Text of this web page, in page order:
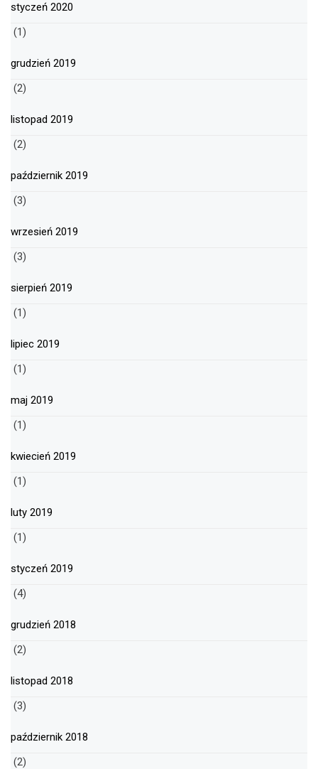
styczeń 2020
(1)
grudzień 2019
(2)
listopad 2019
(2)
październik 2019
(3)
wrzesień 2019
(3)
sierpień 2019
(1)
lipiec 2019
(1)
maj 2019
(1)
kwiecień 2019
(1)
luty 2019
(1)
styczeń 2019
(4)
grudzień 2018
(2)
listopad 2018
(3)
październik 2018
(2)